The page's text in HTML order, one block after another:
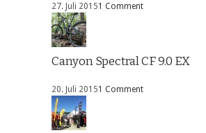
27. Juli 20151 Comment
Canyon Spectral CF 9.0 EX
20. Juli 20151 Comment